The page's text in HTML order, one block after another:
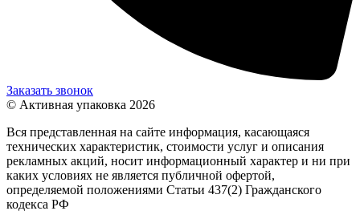
Заказать звонок
© Активная упаковка 2026
Вся представленная на сайте информация, касающаяся
технических характеристик, стоимости услуг и описания
рекламных акций, носит информационный характер и ни при
каких условиях не является публичной офертой,
определяемой положениями Статьи 437(2) Гражданского
кодекса РФ